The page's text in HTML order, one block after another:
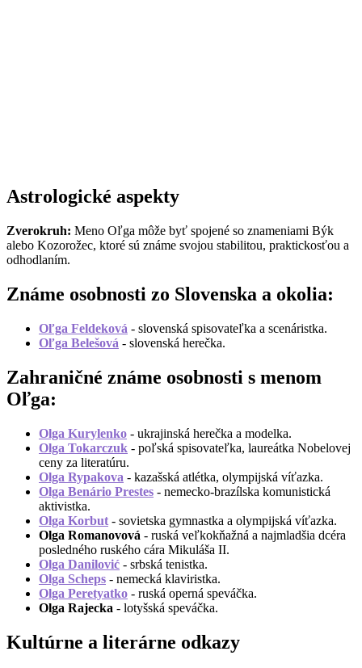
Astrologické aspekty
Zverokruh: Meno Oľga môže byť spojené so znameniami Býk
alebo Kozorožec, ktoré sú známe svojou stabilitou, praktickosťou a
odhodlaním.
Známe osobnosti zo Slovenska a okolia:
Oľga Feldeková - slovenská spisovateľka a scenáristka.
Oľga Belešová - slovenská herečka.
Zahraničné známe osobnosti s menom
Oľga:
Olga Kurylenko - ukrajinská herečka a modelka.
Olga Tokarczuk - poľská spisovateľka, laureátka Nobelovej
ceny za literatúru.
Olga Rypakova - kazašská atlétka, olympijská víťazka.
Olga Benário Prestes - nemecko-brazílska komunistická
aktivistka.
Olga Korbut - sovietska gymnastka a olympijská víťazka.
Olga Romanovová - ruská veľkokňažná a najmladšia dcéra
posledného ruského cára Mikuláša II.
Olga Danilović - srbská tenistka.
Olga Scheps - nemecká klaviristka.
Olga Peretyatko - ruská operná speváčka.
Olga Rajecka - lotyšská speváčka.
Kultúrne a literárne odkazy